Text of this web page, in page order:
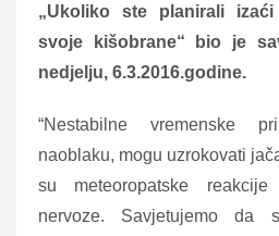
„Ukoliko ste planirali
svoje kišobrane“ bio je
nedjelju, 6.3.2016.godine.
“Nestabilne vremenske
naoblaku, mogu uzrokovati
su meteoropatske
nervoze. Savjetujemo da